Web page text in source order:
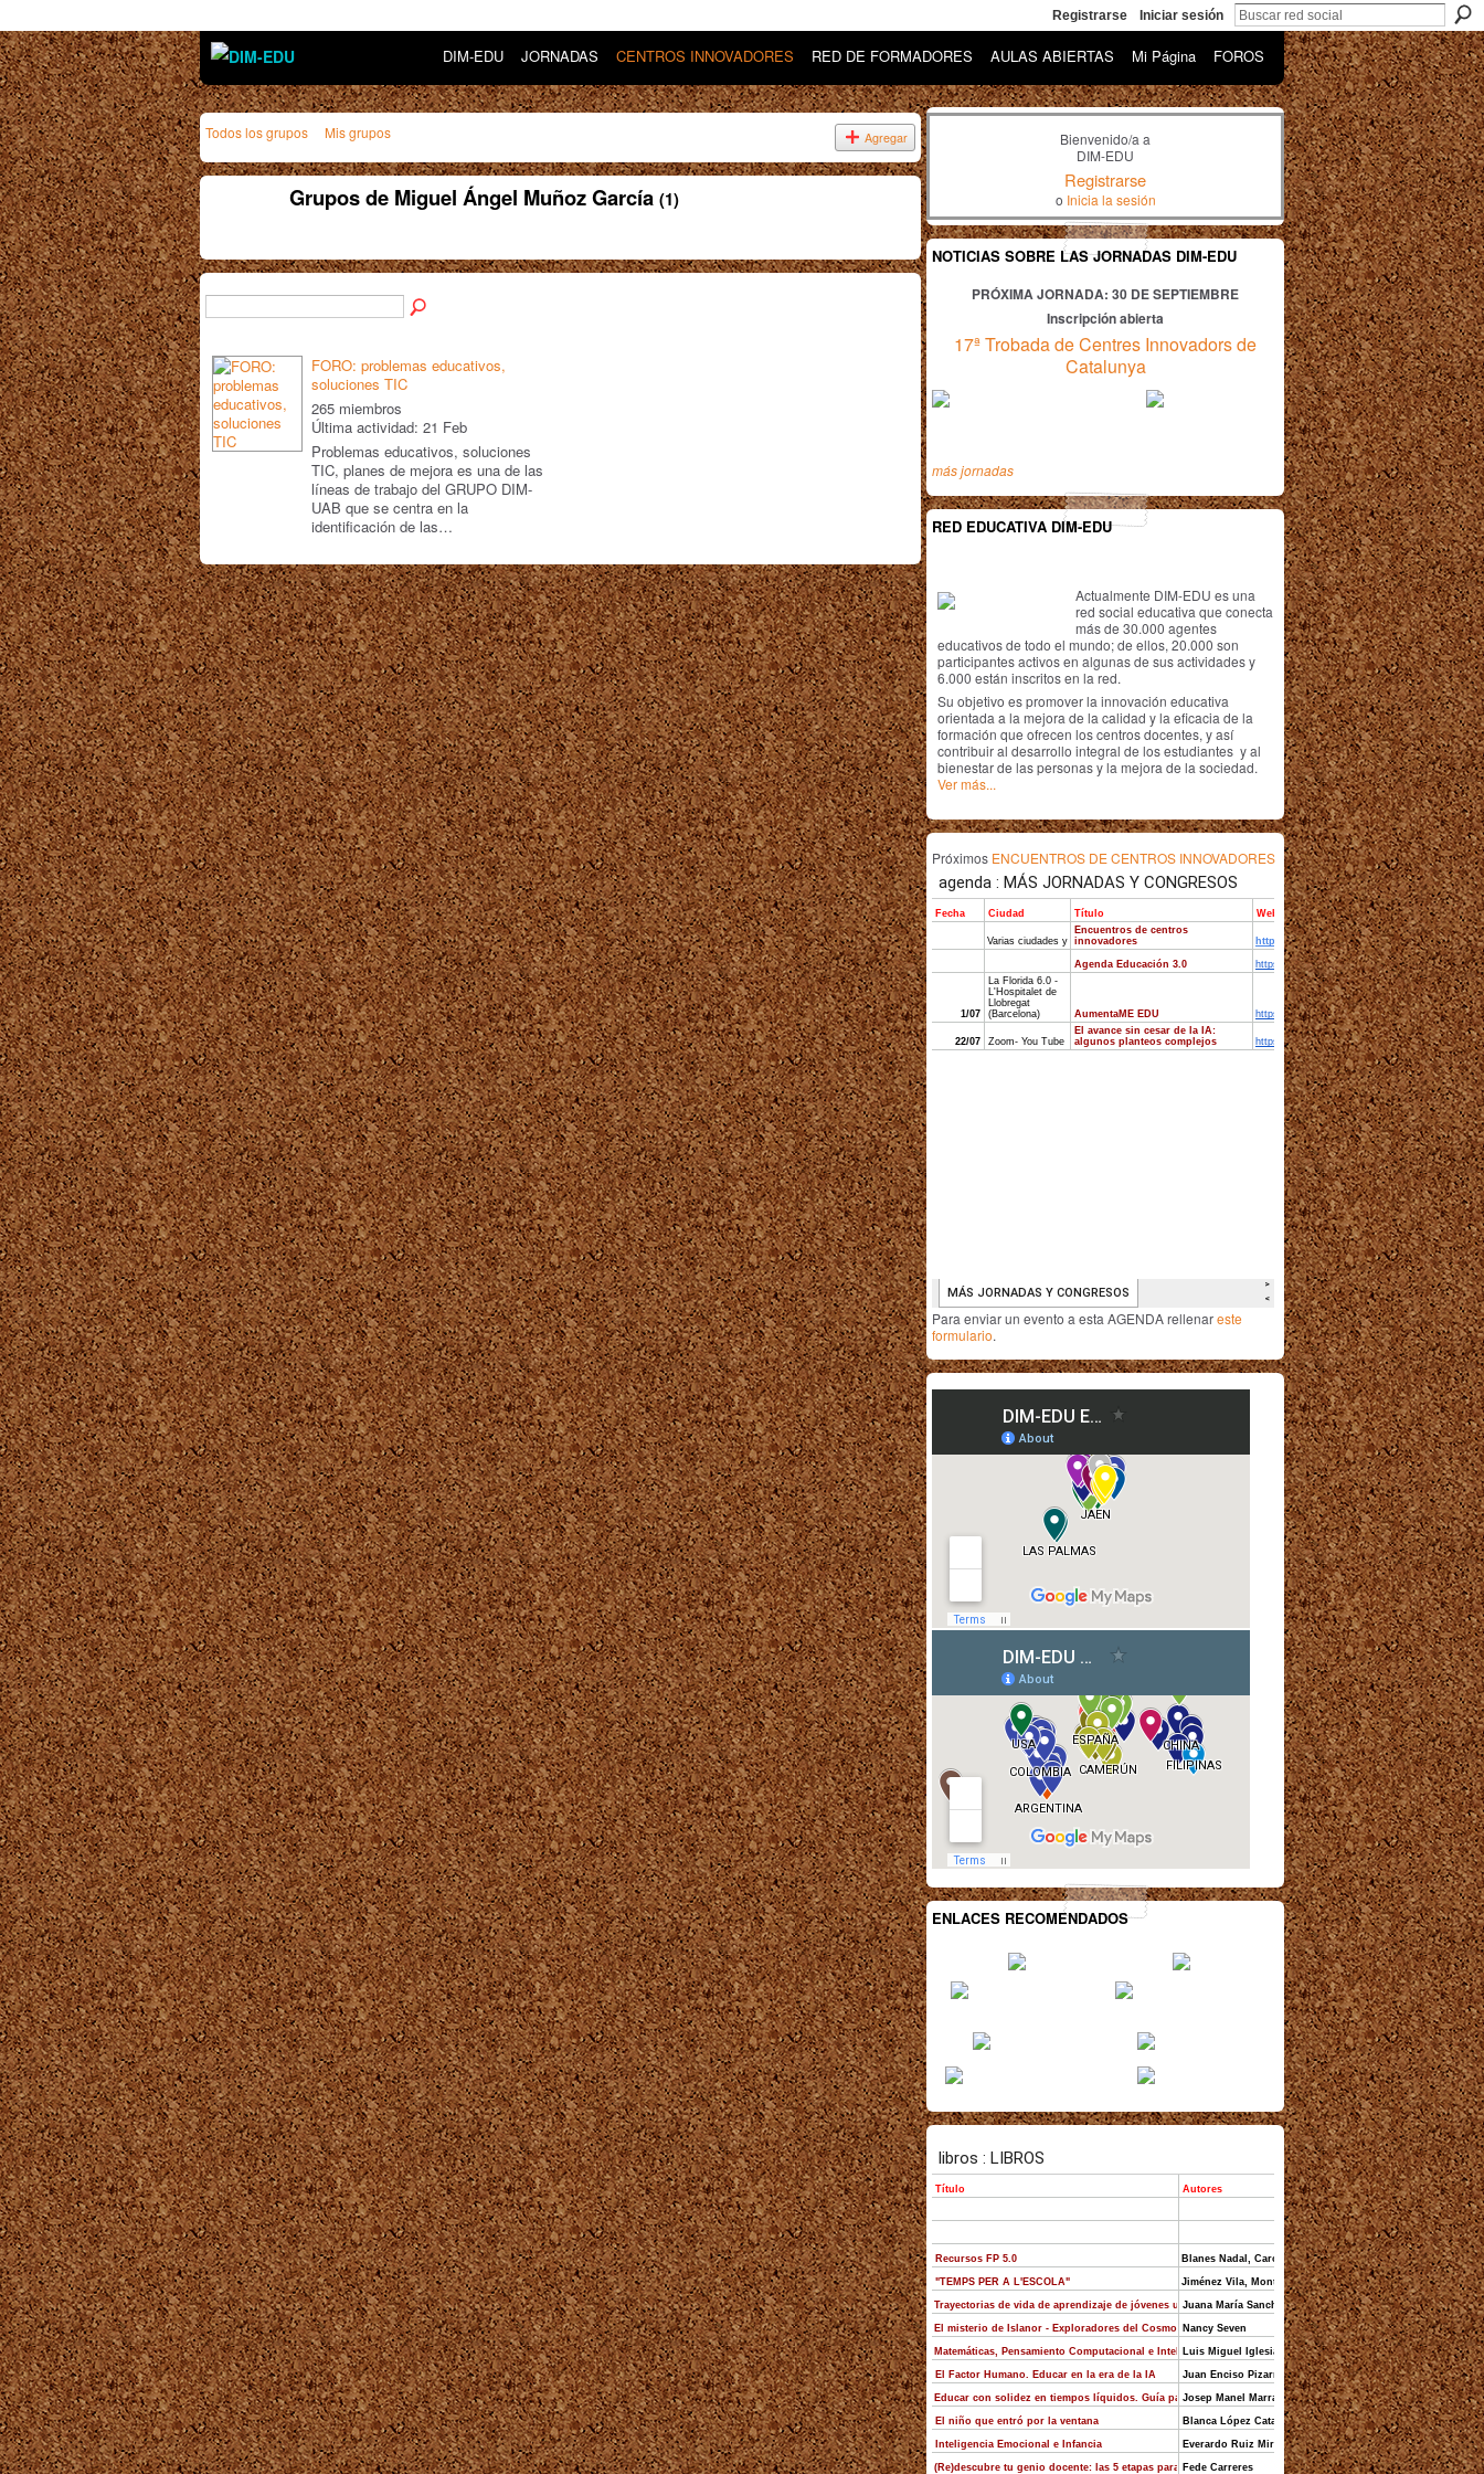
Registrarse Iniciar sesión
DIM-EDU JORNADAS CENTROS INNOVADORES RED DE FORMADORES AULAS ABIERTAS Mi Página FOROS
Todos los grupos Mis grupos Agregar
Grupos de Miguel Ángel Muñoz García (1)
FORO: problemas educativos,
soluciones TIC
265 miembros
Última actividad: 21 Feb
Problemas educativos, soluciones
TIC, planes de mejora es una de las
líneas de trabajo del GRUPO DIM-
UAB que se centra en la
identificación de las…
Bienvenido/a a
DIM-EDU
Registrarse
o Inicia la sesión
NOTICIAS SOBRE LAS JORNADAS DIM-EDU
PRÓXIMA JORNADA: 30 DE SEPTIEMBRE
Inscripción abierta
17ª Trobada de Centres Innovadors de
Catalunya
más jornadas
RED EDUCATIVA DIM-EDU
Actualmente DIM-EDU es una
red social educativa que conecta
más de 30.000 agentes
educativos de todo el mundo; de ellos, 20.000 son
participantes activos en algunas de sus actividades y
6.000 están inscritos en la red.
Su objetivo es promover la innovación educativa
orientada a la mejora de la calidad y la eficacia de la
formación que ofrecen los centros docentes, y así
contribuir al desarrollo integral de los estudiantes y al
bienestar de las personas y la mejora de la sociedad.
Ver más...
Próximos ENCUENTROS DE CENTROS INNOVADORES
Para enviar un evento a esta AGENDA rellenareste
formulario.
ENLACES RECOMENDADOS